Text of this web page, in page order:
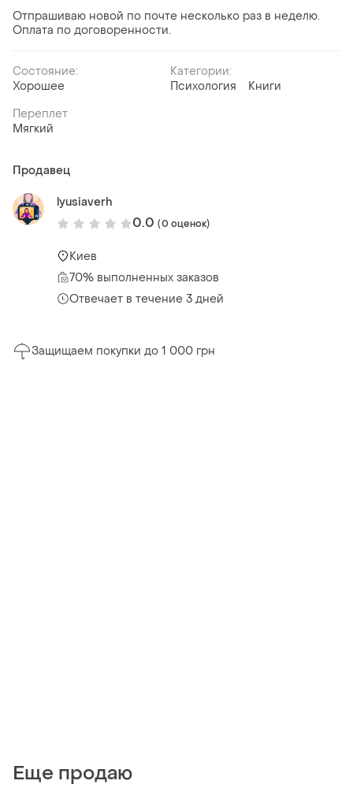
Отпрашиваю новой по почте несколько раз в неделю.
Оплата по договоренности.
Состояние:
Хорошее
Категории:
Психология
Книги
Переплет
Мягкий
Продавец
lyusiaverh
0.0 (0 оценок)
Киев
70% выполненных заказов
Отвечает в течение 3 дней
Защищаем покупки до 1 000 грн
Еще продаю